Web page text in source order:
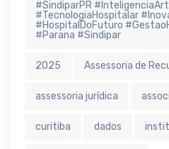
#SindiparPR
#TecnologiaHospitalar
#HospitalDoFuturo
#Parana #Sindipar
2025 Assessoria de
assessoria jurídica
curitiba dados